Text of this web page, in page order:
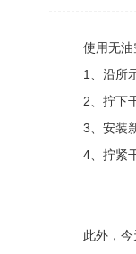
使用无油空
1、沿所示
2、拧下干
3、安装新
4、拧紧干
此外，今天